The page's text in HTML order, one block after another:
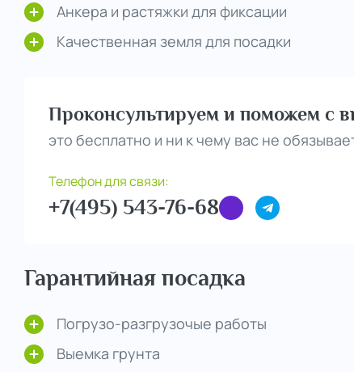
Анкера и растяжки для фиксации
Качественная земля для посадки
Проконсультируем и поможем с
это бесплатно и ни к чему вас не
Телефон для связи:
+7(495) 543-76-68
Гарантийная посадка
Погрузо-разгрузочые работы
Выемка грунта